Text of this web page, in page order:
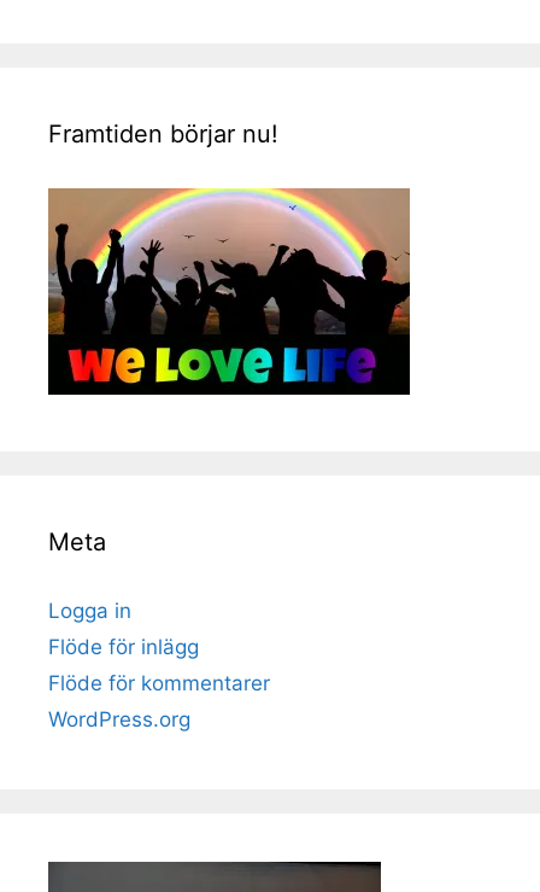
Framtiden börjar nu!
Meta
Logga in
Flöde för inlägg
Flöde för kommentarer
WordPress.org